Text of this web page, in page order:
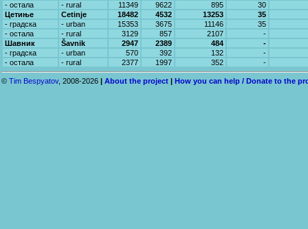
- остала
- rural 11349 9622 895
30
Цетиње
Cetinje 18482 4532 13253
35
- градска
- urban 15353 3675 11146
35
- остала
- rural 3129 857 2107
-
Шавник
Šavnik 2947 2389 484
-
- градска
- urban 570 392 132
-
- остала
- rural 2377 1997 352 -
© Tim Bespyatov, 2008-2026 | About the project | How you can help / Donate to the